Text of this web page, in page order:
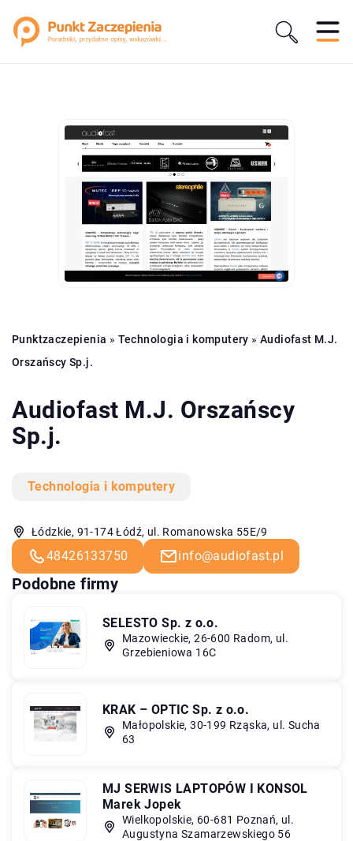
Punktzaczepienia » Technologia i komputery »Audiofast M.J.
Orszańscy Sp.j.
Audiofast M.J. Orszańscy
Sp.j.
Technologia i komputery
Łódzkie, 91-174 Łódź, ul. Romanowska 55E/9
48426133750 info@audiofast.pl
Podobne firmy
SELESTO Sp. z o.o.
Mazowieckie, 26-600 Radom, ul.
Grzebieniowa 16C
KRAK – OPTIC Sp. z o.o.
Małopolskie, 30-199 Rząska, ul. Sucha
63
MJ SERWIS LAPTOPÓW I KONSOL
Marek Jopek
Wielkopolskie, 60-681 Poznań, ul.
Augustyna Szamarzewskiego 56